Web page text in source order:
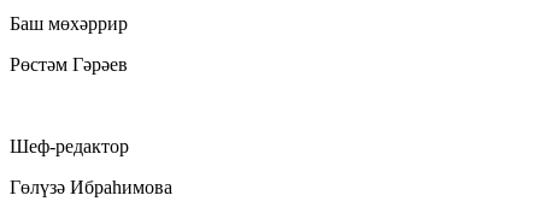
Баш мөхәррир
Рөстәм Гәрәев
Шеф-редактор
Гөлүзә Ибраһимова